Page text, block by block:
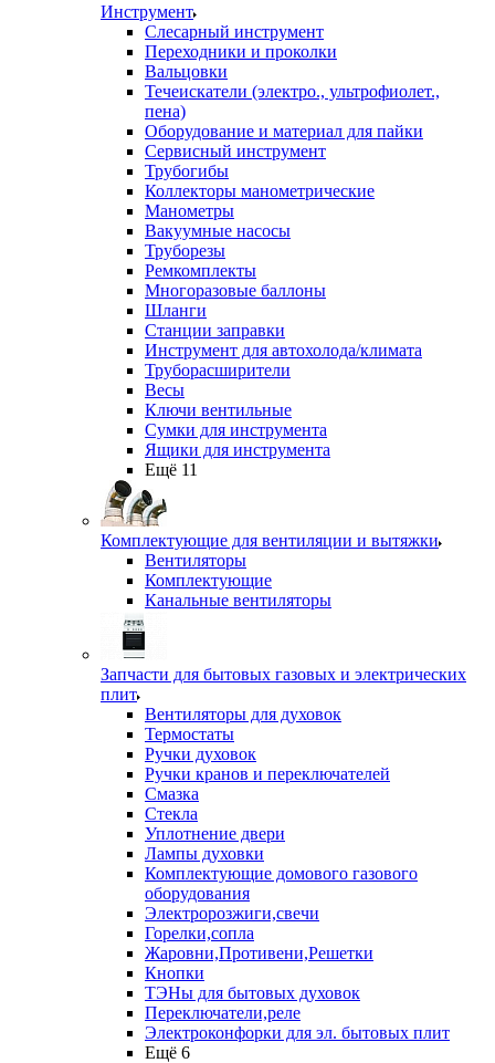
Инструмент
Слесарный инструмент
Переходники и проколки
Вальцовки
Течеискатели (электро., ультрофиолет.,
пена)
Оборудование и материал для пайки
Сервисный инструмент
Трубогибы
Коллекторы манометрические
Манометры
Вакуумные насосы
Труборезы
Ремкомплекты
Многоразовые баллоны
Шланги
Станции заправки
Инструмент для автохолода/климата
Труборасширители
Весы
Ключи вентильные
Сумки для инструмента
Ящики для инструмента
Ещё 11
Комплектующие для вентиляции и вытяжки
Вентиляторы
Комплектующие
Канальные вентиляторы
Запчасти для бытовых газовых и электрических
плит
Вентиляторы для духовок
Термостаты
Ручки духовок
Ручки кранов и переключателей
Смазка
Стекла
Уплотнение двери
Лампы духовки
Комплектующие домового газового
оборудования
Электророзжиги,свечи
Горелки,сопла
Жаровни,Противени,Решетки
Кнопки
ТЭНы для бытовых духовок
Переключатели,реле
Электроконфорки для эл. бытовых плит
Ещё 6